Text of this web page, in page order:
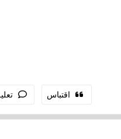
اقتباس